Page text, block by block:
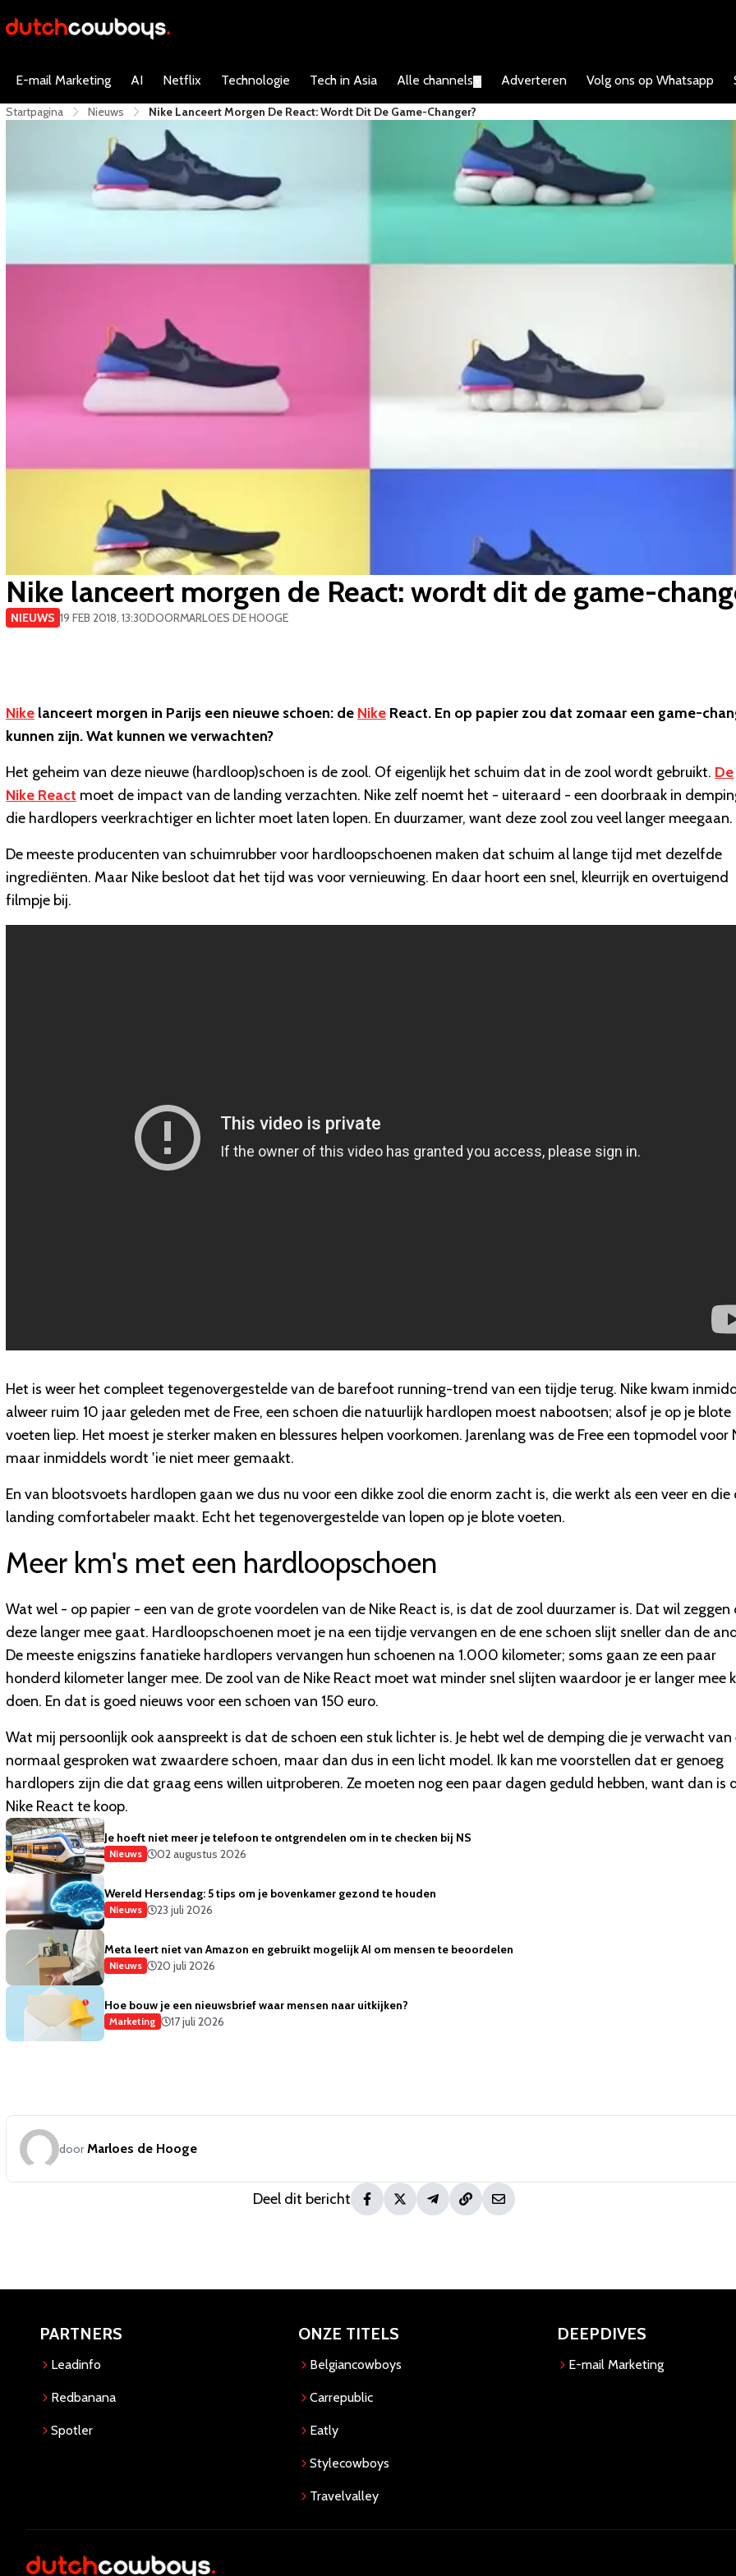
E-mail Marketing AI Netflix Technologie Tech in Asia Alle channels Adverteren Volg ons op Whatsapp
Startpagina Nieuws Nike Lanceert Morgen De React: Wordt Dit De Game-Changer?
Nike lanceert morgen de React: wordt dit de game-
NIEUWS 19 FEB 2018, 13:30DOORMARLOES DE HOOGE
Nike lanceert morgen in Parijs een nieuwe schoen: de Nike React. En op papier zou dat zomaar een game-
kunnen zijn. Wat kunnen we verwachten?
Het geheim van deze nieuwe (hardloop)schoen is de zool. Of eigenlijk het schuim dat in de zool wordt gebruikt. De
Nike React moet de impact van de landing verzachten. Nike zelf noemt het - uiteraard - een doorbraak in
die hardlopers veerkrachtiger en lichter moet laten lopen. En duurzamer, want deze zool zou veel langer meegaan.
De meeste producenten van schuimrubber voor hardloopschoenen maken dat schuim al lange tijd met dezelfde
ingrediënten. Maar Nike besloot dat het tijd was voor vernieuwing. En daar hoort een snel, kleurrijk en overtuigend
filmpje bij.
Het is weer het compleet tegenovergestelde van de barefoot running-trend van een tijdje terug. Nike kwam
alweer ruim 10 jaar geleden met de Free, een schoen die natuurlijk hardlopen moest nabootsen; alsof je op je blote
voeten liep. Het moest je sterker maken en blessures helpen voorkomen. Jarenlang was de Free een topmodel voor
maar inmiddels wordt 'ie niet meer gemaakt.
En van blootsvoets hardlopen gaan we dus nu voor een dikke zool die enorm zacht is, die werkt als een veer en die
landing comfortabeler maakt. Echt het tegenovergestelde van lopen op je blote voeten.
Meer km's met een hardloopschoen
Wat wel - op papier - een van de grote voordelen van de Nike React is, is dat de zool duurzamer is. Dat wil
deze langer mee gaat. Hardloopschoenen moet je na een tijdje vervangen en de ene schoen slijt sneller dan de
De meeste enigszins fanatieke hardlopers vervangen hun schoenen na 1.000 kilometer; soms gaan ze een paar
honderd kilometer langer mee. De zool van de Nike React moet wat minder snel slijten waardoor je er langer mee
doen. En dat is goed nieuws voor een schoen van 150 euro.
Wat mij persoonlijk ook aanspreekt is dat de schoen een stuk lichter is. Je hebt wel de demping die je verwacht van
normaal gesproken wat zwaardere schoen, maar dan dus in een licht model. Ik kan me voorstellen dat er genoeg
hardlopers zijn die dat graag eens willen uitproberen. Ze moeten nog een paar dagen geduld hebben, want dan is
Nike React te koop.
Je hoeft niet meer je telefoon te ontgrendelen om in te checken bij NS
Nieuws 02 augustus 2026
Wereld Hersendag: 5 tips om je bovenkamer gezond te houden
Nieuws 23 juli 2026
Meta leert niet van Amazon en gebruikt mogelijk AI om mensen te beoordelen
Nieuws 20 juli 2026
Hoe bouw je een nieuwsbrief waar mensen naar uitkijken?
Marketing 17 juli 2026
door Marloes de Hooge
Deel dit bericht
PARTNERS
Leadinfo
Redbanana
Spotler
ONZE TITELS
Belgiancowboys
Carrepublic
Eatly
Stylecowboys
Travelvalley
DEEPDIVES
E-mail Marketing